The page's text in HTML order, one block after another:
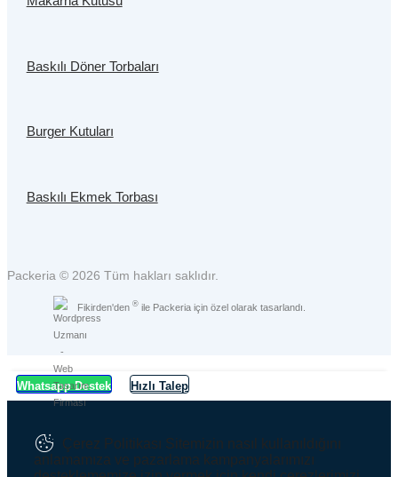
Baskılı Döner Torbaları
Burger Kutuları
Baskılı Ekmek Torbası
Packeria © 2026 Tüm hakları saklıdır.
Fikirden'den® ile Packeria için özel olarak tasarlandı.
Whatsapp Destek Hızlı Talep
Çerez Politikası Sitemizin nasıl kullanıldığını
anlamamıza ve pazarlama kampanyalarımızı